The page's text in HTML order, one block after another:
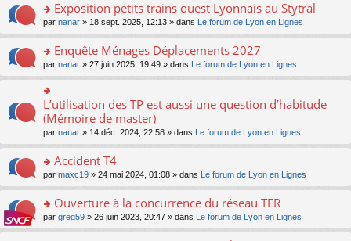
ult
er
le
m
e
s
g
e
n
o
lu
le
pl
u
s
o
n
ult
er
le
m
s
a
e
n
o
lu
le
pl
Exposition petits trains ouest Lyonnais au Stytral
par nanar » 18 sept. 2025, 12:13 » dans Le forum de Lyon en Lignes
o
n
s
ult
er
le
m
e
s
a
e
n
o
Enquête Ménages Déplacements 2027
par nanar » 27 juin 2025, 19:49 » dans Le forum de Lyon en Lignes
n
s
ult
er
le
m
e
s
a
g
L’utilisation des TP est aussi une question d’habitude
(Mémoire de master)
par nanar » 14 déc. 2024, 22:58 » dans Le forum de Lyon en Lignes
o
n
ult
er
le
Accident T4
par maxc19 » 24 mai 2024, 01:08 » dans Le forum de Lyon en Lignes
o
n
Ouverture à la concurrence du réseau TER
par greg59 » 26 juin 2023, 20:47 » dans Le forum de Lyon en Lignes